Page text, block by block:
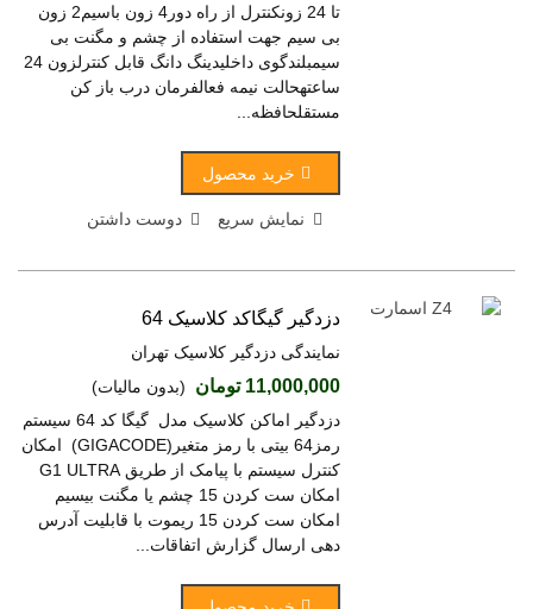
تا 24 زونکنترل از راه دور4 زون باسیم2 زون
بی سیم جهت استفاده از چشم و مگنت بی
سیمبلندگوی داخلیدینگ دانگ قابل کنترلزون 24
ساعتهحالت نیمه فعالفرمان درب باز کن
مستقلحافظه...
خرید محصول
نمایش سریع دوست داشتن
دزدگیر گیگاکد کلاسیک 64
نمایندگی دزدگیر کلاسیک تهران
11,000,000 تومان
(بدون مالیات)
دزدگیر اماکن کلاسیک مدل گیگا کد 64 سیستم
رمز64 بیتی با رمز متغیر(GIGACODE) امکان
کنترل سیستم با پیامک از طریق G1 ULTRA
امکان ست کردن 15 چشم یا مگنت بیسیم
امکان ست کردن 15 ریموت با قابلیت آدرس
دهی ارسال گزارش اتفاقات...